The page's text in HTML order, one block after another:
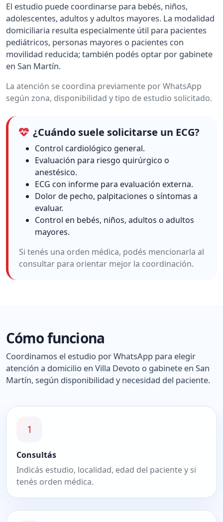
El estudio puede coordinarse para bebés, niños,
adolescentes, adultos y adultos mayores. La modalidad
domiciliaria resulta especialmente útil para pacientes
pediátricos, personas mayores o pacientes con
movilidad reducida; también podés optar por gabinete
en San Martín.
La atención se coordina previamente por WhatsApp
según zona, disponibilidad y tipo de estudio solicitado.
¿Cuándo suele solicitarse un ECG?
Control cardiológico general.
Evaluación para riesgo quirúrgico o
anestésico.
ECG con informe para evaluación externa.
Dolor de pecho, palpitaciones o síntomas a
evaluar.
Control en bebés, niños, adultos o adultos
mayores.
Si tenés una orden médica, podés mencionarla al
consultar para orientar mejor la coordinación.
Cómo funciona
Coordinamos el estudio por WhatsApp para elegir
atención a domicilio en Villa Devoto o gabinete en San
Martín, según disponibilidad y necesidad del paciente.
1
Consultás
Indicás estudio, localidad, edad del paciente y si
tenés orden médica.